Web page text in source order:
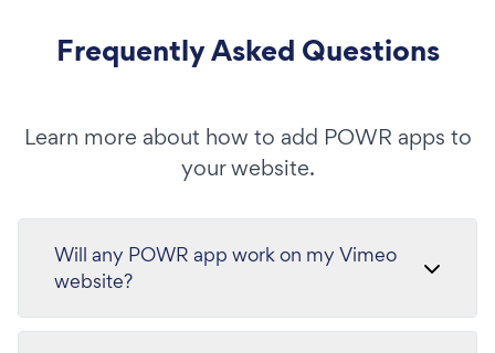
Frequently Asked Questions
Learn more about how to add POWR apps to
your website.
Will any POWR app work on my Vimeo
website?